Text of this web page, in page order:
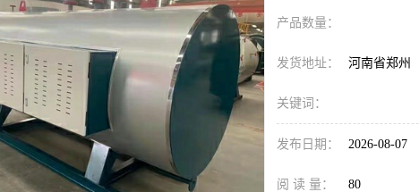
产品数量：
发货地址： 河南省郑州
关键词：
发布日期： 2026-08-07
阅 读 量： 80